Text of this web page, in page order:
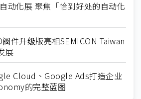
动化展 聚焦「恰到好处的自动化
件升级版亮相SEMICON Taiwan
展
Cloud、Google Ads打造企业
的完整蓝图